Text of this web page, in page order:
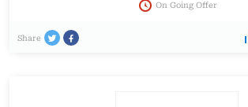
On Going Offer
Share